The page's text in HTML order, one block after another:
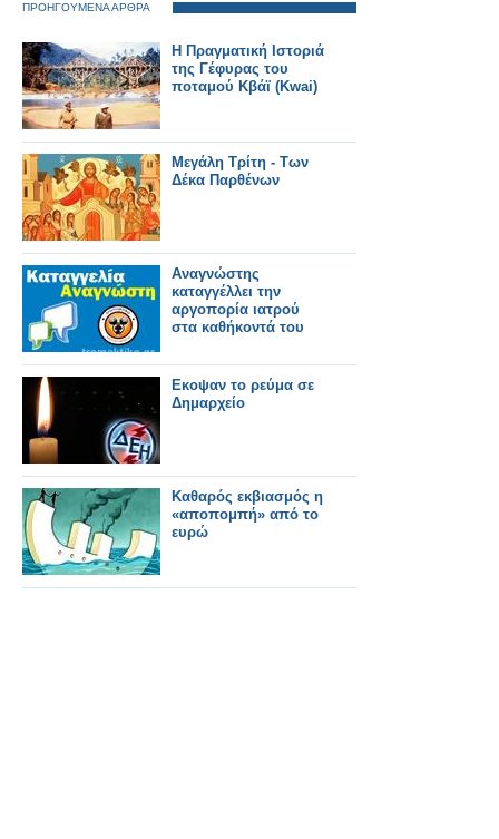
ΠΡΟΗΓΟΥΜΕΝΑ ΑΡΘΡΑ
H Πραγματική Ιστοριά
της Γέφυρας του
ποταμού Κβάϊ (Kwai)
Μεγάλη Τρίτη - Των
Δέκα Παρθένων
Αναγνώστης
καταγγέλλει την
αργοπορία ιατρού
στα καθήκοντά του
Εκοψαν το ρεύμα σε
Δημαρχείο
Καθαρός εκβιασμός η
«αποπομπή» από το
ευρώ